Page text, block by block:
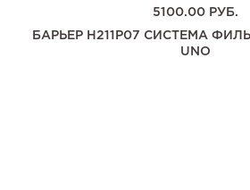
5100.00 РУБ.
БАРЬЕР H211P07 СИСТЕМА
UNO